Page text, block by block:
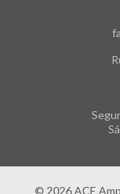
© 2026 ACE